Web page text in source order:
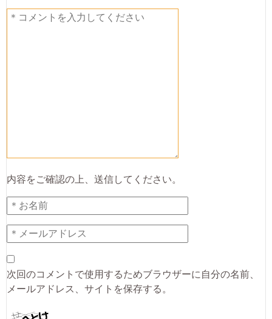
内容をご確認の上、送信してください。
次回のコメントで使用するためブラウザーに自分の名前、
メールアドレス、サイトを保存する。